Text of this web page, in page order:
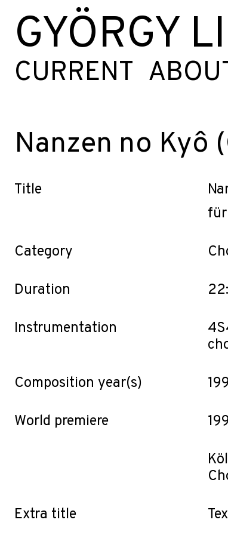
GYÖRGY
CURRENT
Nanzen no Kyô
Title
Category
Duration
Instrumentation
Composition year(s)
World premiere
Extra title